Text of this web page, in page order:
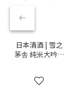
日本清酒 | 雪之
茅舎 純米大吟釀